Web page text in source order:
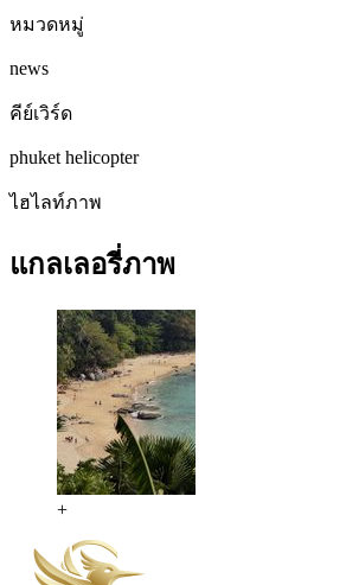
หมวดหมู่
news
คีย์เวิร์ด
phuket helicopter
ไฮไลท์ภาพ
แกลเลอรี่ภาพ
+